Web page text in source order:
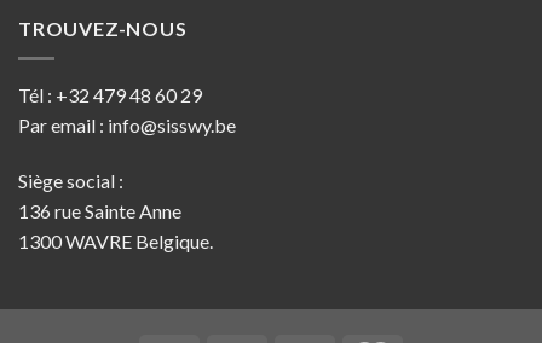
TROUVEZ-NOUS
Tél : +32 479 48 60 29
Par email : info@sisswy.be
Siège social :
136 rue Sainte Anne
1300 WAVRE Belgique.